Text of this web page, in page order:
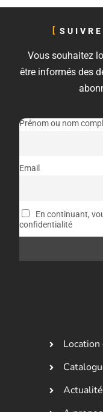
Vous souhaitez
être informés des
Prénom ou nom
Email
En continuant,
confidentialité